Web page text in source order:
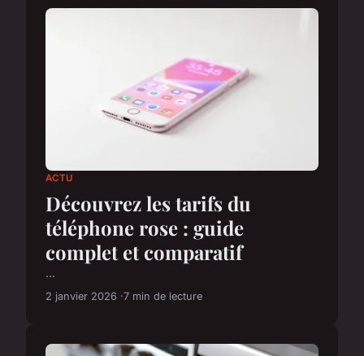
ACTU
Découvrez les tarifs du
téléphone rose : guide
complet et comparatif
...
2 janvier 2026 7 min de lecture